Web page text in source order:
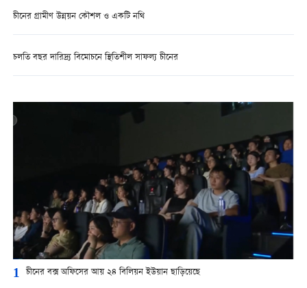
চীনের গ্রামীণ উন্নয়ন কৌশল ও একটি নথি
চলতি বছর দারিদ্র্য বিমোচনে স্থিতিশীল সাফল্য চীনের
1 চীনের বক্স অফিসের আয় ২৪ বিলিয়ন ইউয়ান ছাড়িয়েছে